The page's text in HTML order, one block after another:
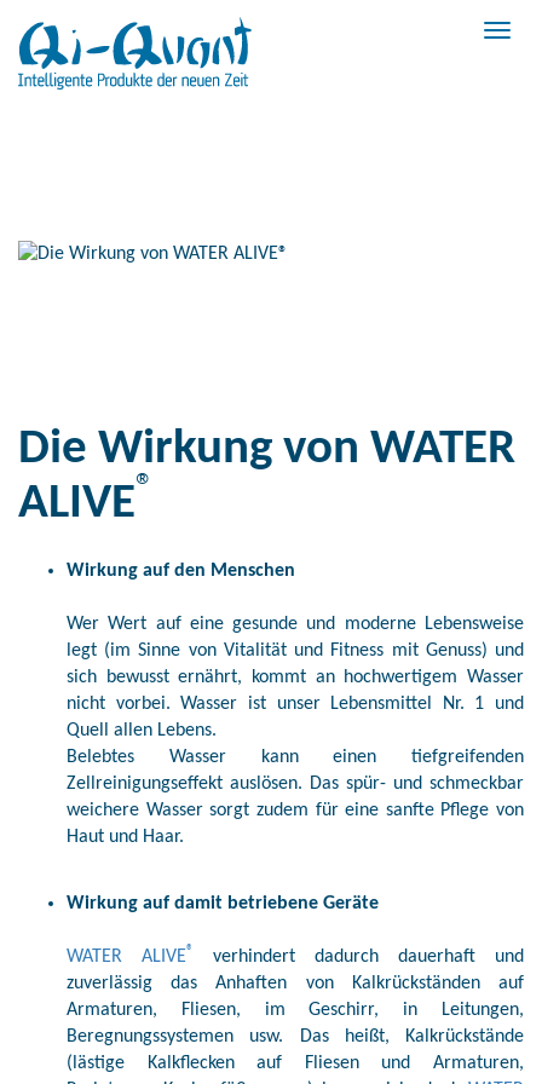
Die Wirkung von WATER
ALIVE®
Wirkung auf den Menschen
Wer Wert auf eine gesunde und moderne Lebensweise
legt (im Sinne von Vitalität und Fitness mit Genuss) und
sich bewusst ernährt, kommt an hochwertigem Wasser
nicht vorbei. Wasser ist unser Lebensmittel Nr. 1 und
Quell allen Lebens.
Belebtes Wasser kann einen tiefgreifenden
Zellreinigungseffekt auslösen. Das spür- und schmeckbar
weichere Wasser sorgt zudem für eine sanfte Pflege von
Haut und Haar.
Wirkung auf damit betriebene Geräte
WATER ALIVE®
verhindert dadurch dauerhaft und
zuverlässig das Anhaften von Kalkrückständen auf
Armaturen, Fliesen, im Geschirr, in Leitungen,
Beregnungssystemen usw. Das heißt, Kalkrückstände
(lästige Kalkflecken auf Fliesen und Armaturen,